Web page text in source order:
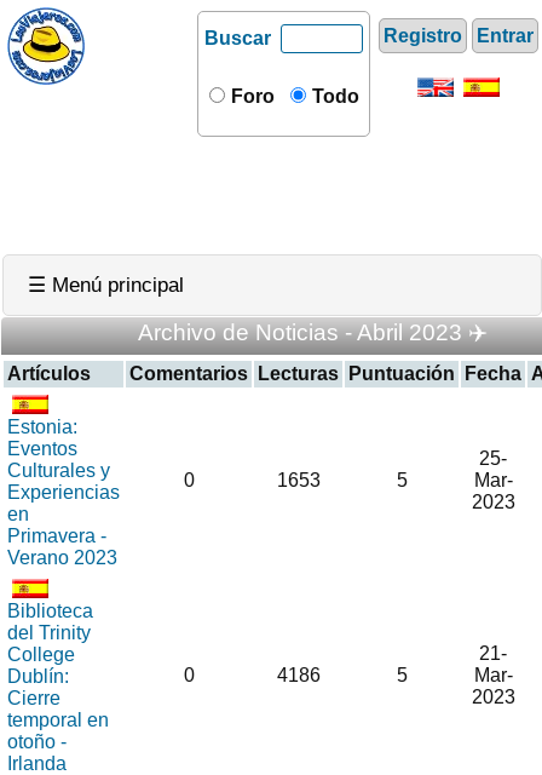
Registro Entrar
Buscar
Foro Todo
☰ Menú principal
Archivo de Noticias - Abril 2023 ✈️
Artículos Comentarios Lecturas Puntuación Fecha
Estonia:
Eventos
Culturales y
Experiencias
en
Primavera -
Verano 2023
0 1653 5
25-
Mar-
2023
Biblioteca
del Trinity
College
Dublín:
Cierre
temporal en
otoño -
Irlanda
0 4186 5
21-
Mar-
2023